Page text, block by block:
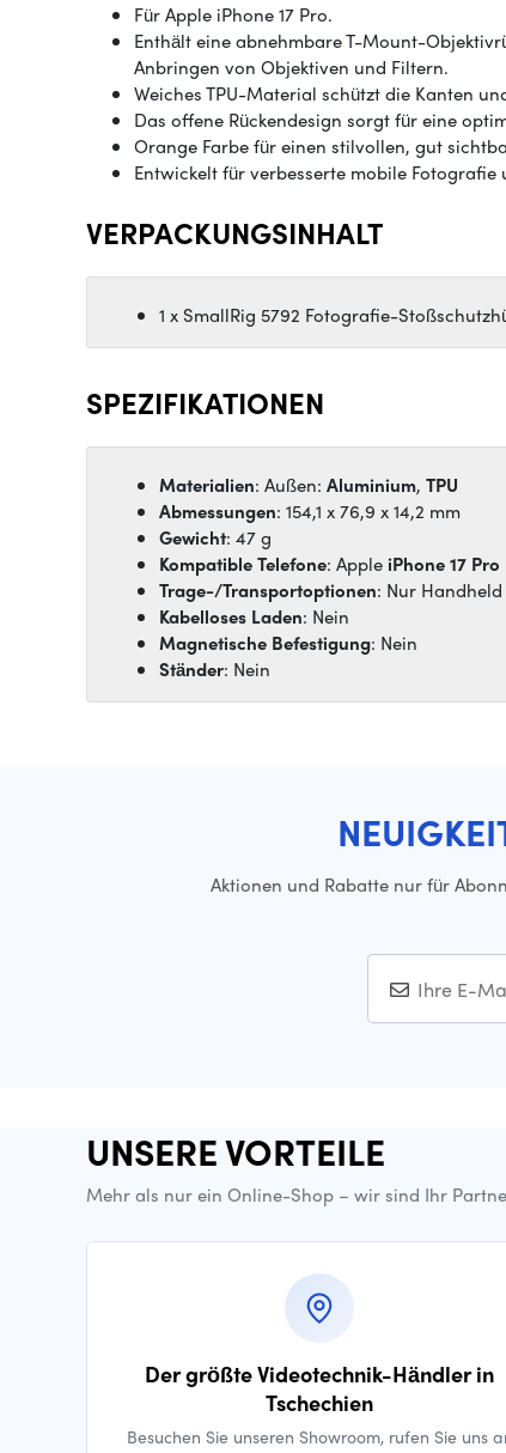
Für Apple iPhone 17 Pro.
Enthält eine abnehmbare T-Mount-
Anbringen von Objektiven und Filtern.
Weiches TPU-Material schützt die Kanten
Das offene Rückendesign sorgt für eine
Orange Farbe für einen stilvollen, gut
Entwickelt für verbesserte mobile Fotografie
VERPACKUNGSINHALT
1 x SmallRig 5792 Fotografie-
SPEZIFIKATIONEN
Materialien: Außen: Aluminium, TPU
Abmessungen: 154,1 x 76,9 x 14,2 mm
Gewicht: 47 g
Kompatible Telefone: AppleiPhone 17 Pro
Trage-/Transportoptionen: Nur Handheld
Kabelloses Laden: Nein
Magnetische Befestigung: Nein
Ständer: Nein
Aktionen und Rabatte nur für
UNSERE VORTEILE
Mehr als nur ein Online-Shop – wir sind Ihr
Der größte Videotechnik-Händler in
Tschechien
Besuchen Sie unseren Showroom, rufen Sie uns